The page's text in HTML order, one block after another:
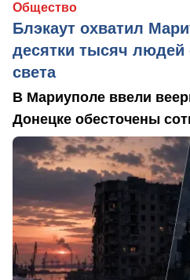
Общество
Блэкаут охватил
десятки тысяч людей
света
В Мариуполе ввели
Донецке обесточены